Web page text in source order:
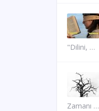
"Dilini, …
Zamanı …